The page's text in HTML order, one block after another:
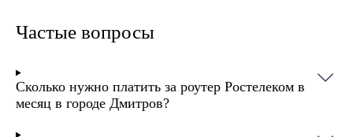
Частые вопросы
Сколько нужно платить за роутер Ростелеком в
месяц в городе Дмитров?